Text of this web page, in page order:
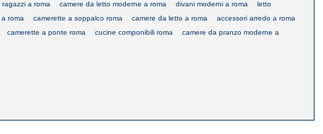
a roma camere da letto moderne a roma divani moderni a roma
letto
roma camerette a soppalco roma camere da letto a roma
accessori arredo a roma
camerette a ponte roma cucine componibili roma
camere da pranzo moderne a